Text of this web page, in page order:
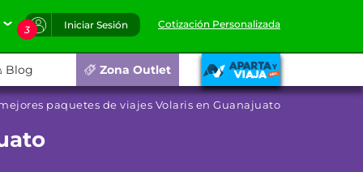
3 Iniciar Sesión Cotización Personalizada
Blog Zona Outlet
paquetes de viajes Volaris en Guanajuato